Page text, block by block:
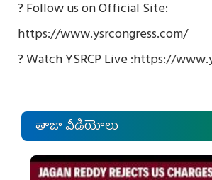
? Follow us on Official Site:
https://www.ysrcongress.com/
? Watch YSRCP Live :https://
తాజా వీడియోలు